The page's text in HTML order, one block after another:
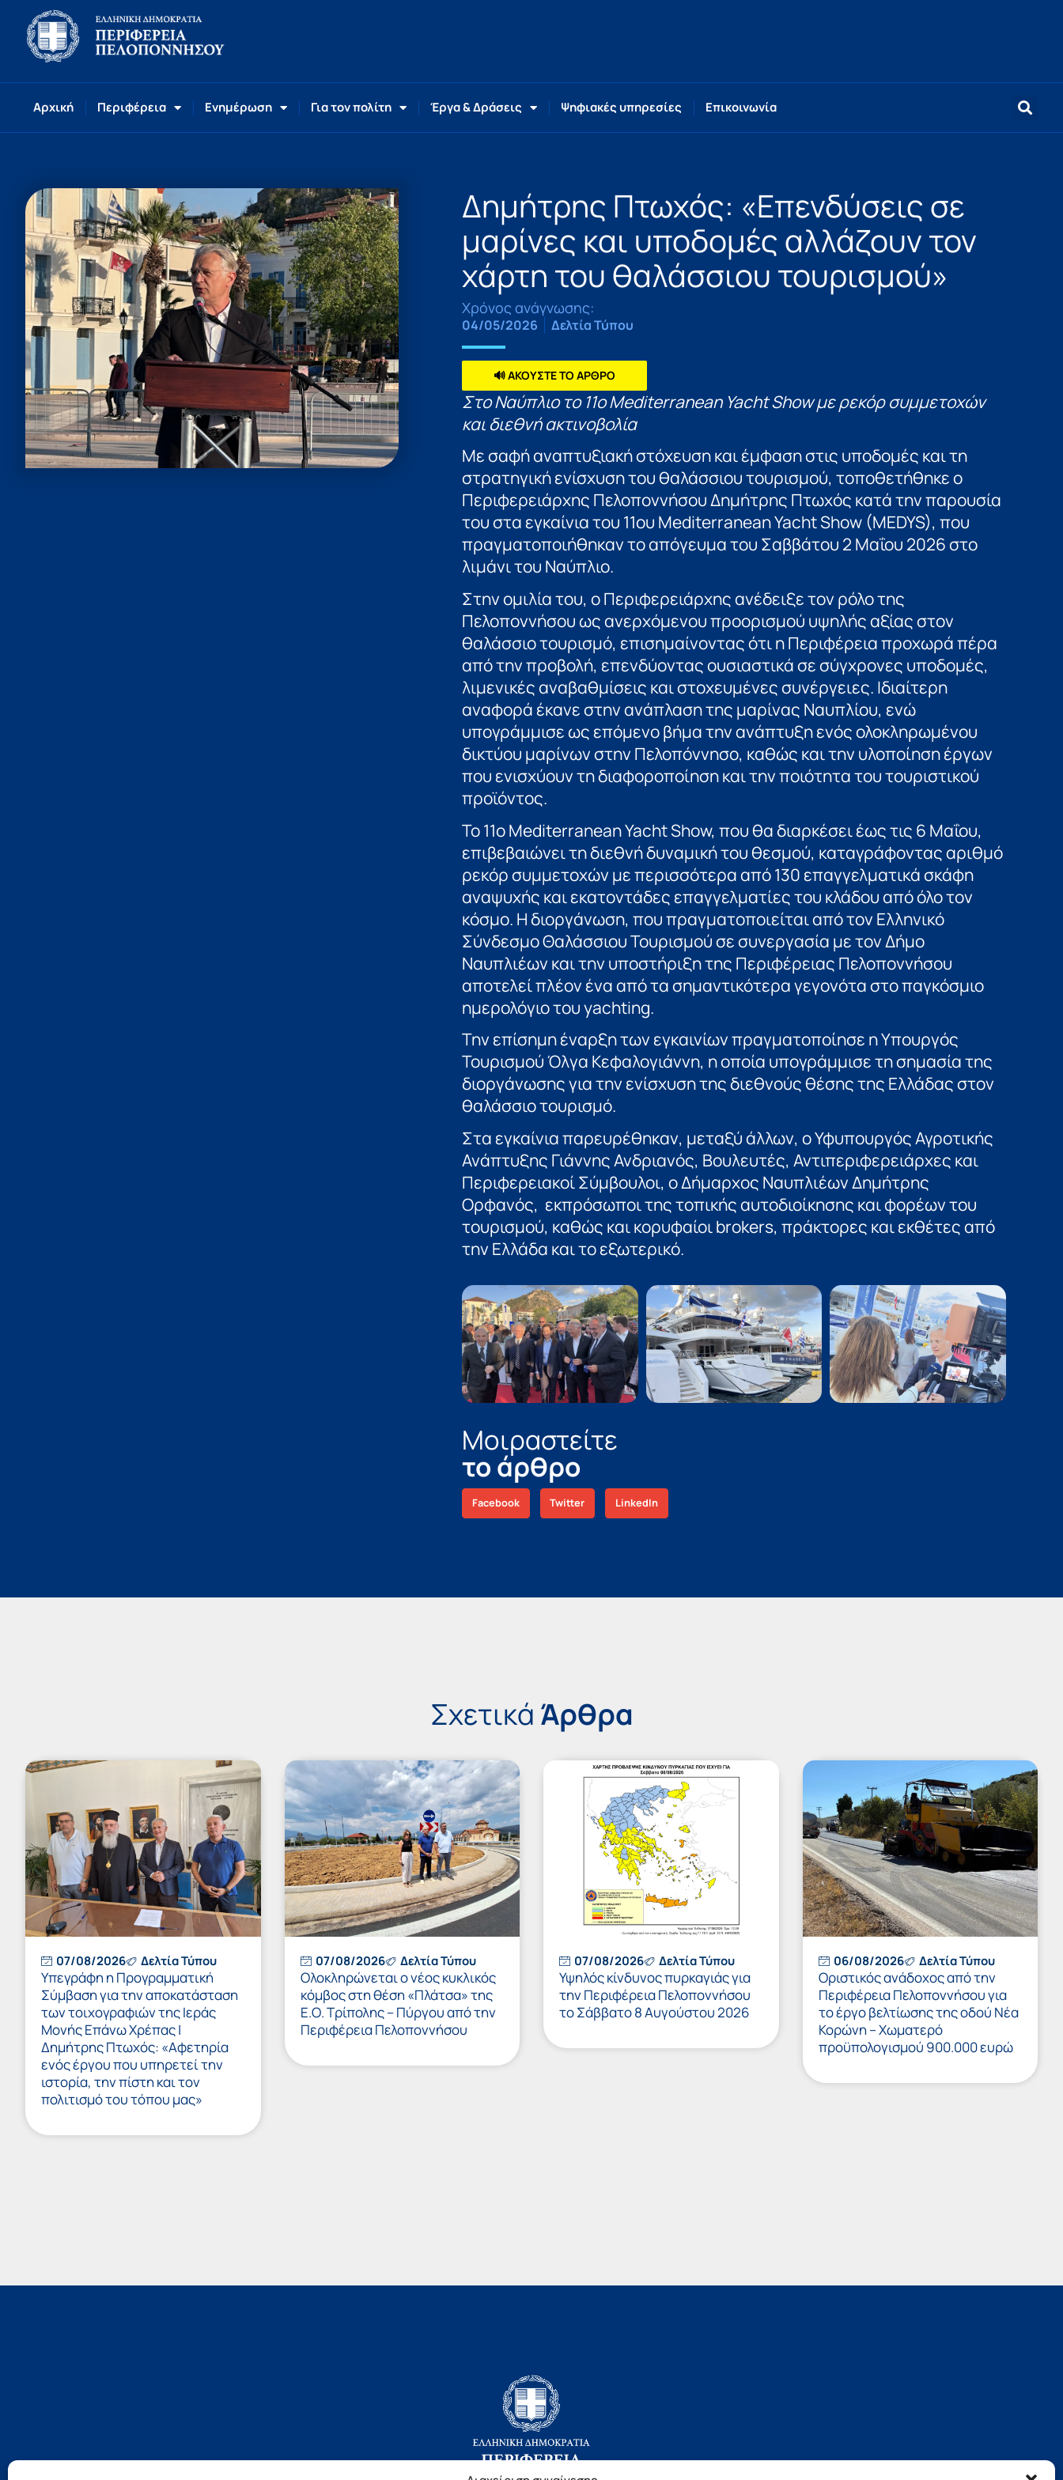
Αρχική Περιφέρεια Ενημέρωση Για τον πολίτη Έργα & Δράσεις Ψηφιακές υπηρεσίες Επικοινωνία
Δημήτρης Πτωχός: «Επενδύσεις σε
μαρίνες και υποδομές αλλάζουν τον
χάρτη του θαλάσσιου τουρισμού»
Χρόνος ανάγνωσης:
04/05/2026 Δελτία Τύπου
🔊 ΑΚΟΥΣΤΕ ΤΟ ΑΡΘΡΟ
Στο Ναύπλιο το 11ο Mediterranean Yacht Show με ρεκόρ συμμετοχών
και διεθνή ακτινοβολία
Με σαφή αναπτυξιακή στόχευση και έμφαση στις υποδομές και τη
στρατηγική ενίσχυση του θαλάσσιου τουρισμού, τοποθετήθηκε ο
Περιφερειάρχης Πελοποννήσου Δημήτρης Πτωχός κατά την παρουσία
του στα εγκαίνια του 11ου Mediterranean Yacht Show (MEDYS), που
πραγματοποιήθηκαν το απόγευμα του Σαββάτου 2 Μαΐου 2026 στο
λιμάνι του Ναύπλιο.
Στην ομιλία του, ο Περιφερειάρχης ανέδειξε τον ρόλο της
Πελοποννήσου ως ανερχόμενου προορισμού υψηλής αξίας στον
θαλάσσιο τουρισμό, επισημαίνοντας ότι η Περιφέρεια προχωρά πέρα
από την προβολή, επενδύοντας ουσιαστικά σε σύγχρονες υποδομές,
λιμενικές αναβαθμίσεις και στοχευμένες συνέργειες. Ιδιαίτερη
αναφορά έκανε στην ανάπλαση της μαρίνας Ναυπλίου, ενώ
υπογράμμισε ως επόμενο βήμα την ανάπτυξη ενός ολοκληρωμένου
δικτύου μαρίνων στην Πελοπόννησο, καθώς και την υλοποίηση έργων
που ενισχύουν τη διαφοροποίηση και την ποιότητα του τουριστικού
προϊόντος.
Το 11ο Mediterranean Yacht Show, που θα διαρκέσει έως τις 6 Μαΐου,
επιβεβαιώνει τη διεθνή δυναμική του θεσμού, καταγράφοντας αριθμό
ρεκόρ συμμετοχών με περισσότερα από 130 επαγγελματικά σκάφη
αναψυχής και εκατοντάδες επαγγελματίες του κλάδου από όλο τον
κόσμο. Η διοργάνωση, που πραγματοποιείται από τον Ελληνικό
Σύνδεσμο Θαλάσσιου Τουρισμού σε συνεργασία με τον Δήμο
Ναυπλιέων και την υποστήριξη της Περιφέρειας Πελοποννήσου
αποτελεί πλέον ένα από τα σημαντικότερα γεγονότα στο παγκόσμιο
ημερολόγιο του yachting.
Την επίσημη έναρξη των εγκαινίων πραγματοποίησε η Υπουργός
Τουρισμού Όλγα Κεφαλογιάννη, η οποία υπογράμμισε τη σημασία της
διοργάνωσης για την ενίσχυση της διεθνούς θέσης της Ελλάδας στον
θαλάσσιο τουρισμό.
Στα εγκαίνια παρευρέθηκαν, μεταξύ άλλων, ο Υφυπουργός Αγροτικής
Ανάπτυξης Γιάννης Ανδριανός, Βουλευτές, Αντιπεριφερειάρχες και
Περιφερειακοί Σύμβουλοι, ο Δήμαρχος Ναυπλιέων Δημήτρης
Ορφανός, εκπρόσωποι της τοπικής αυτοδιοίκησης και φορέων του
τουρισμού, καθώς και κορυφαίοι brokers, πράκτορες και εκθέτες από
την Ελλάδα και το εξωτερικό.
Μοιραστείτε
το άρθρο
Facebook Twitter LinkedIn
Σχετικά Άρθρα
07/08/2026 Δελτία Τύπου
Υπεγράφη η Προγραμματική
Σύμβαση για την αποκατάσταση
των τοιχογραφιών της Ιεράς
Μονής Επάνω Χρέπας |
Δημήτρης Πτωχός: «Αφετηρία
ενός έργου που υπηρετεί την
ιστορία, την πίστη και τον
πολιτισμό του τόπου μας»
07/08/2026 Δελτία Τύπου
Ολοκληρώνεται ο νέος κυκλικός
κόμβος στη θέση «Πλάτσα» της
Ε.Ο. Τρίπολης – Πύργου από την
Περιφέρεια Πελοποννήσου
07/08/2026 Δελτία Τύπου
Υψηλός κίνδυνος πυρκαγιάς για
την Περιφέρεια Πελοποννήσου
το Σάββατο 8 Αυγούστου 2026
06/08/2026 Δελτία Τύπου
Οριστικός ανάδοχος από την
Περιφέρεια Πελοποννήσου για
το έργο βελτίωσης της οδού Νέα
Κορώνη – Χωματερό
προϋπολογισμού 900.000 ευρώ